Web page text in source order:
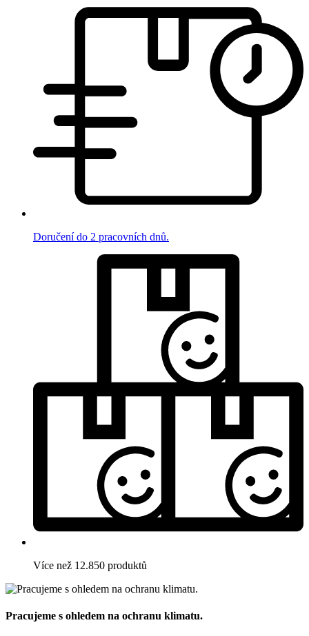
Doručení do 2 pracovních dnů.
Více než 12.850 produktů
Pracujeme s ohledem na ochranu klimatu.